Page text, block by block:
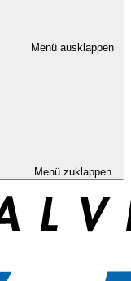
Menü ausklappen
Menü zuklappen